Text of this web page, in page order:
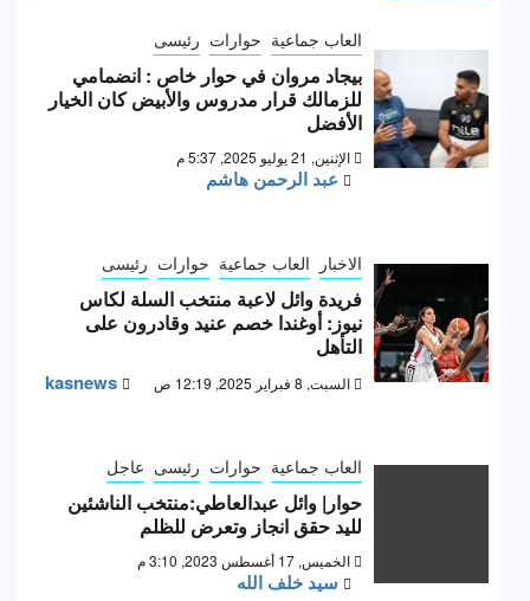
العاب جماعية حوارات رئيسى
بيجاد مروان في حوار خاص : انضمامي
للزمالك قرار مدروس والأبيض كان الخيار
الأفضل
الإثنين, 21 يوليو 2025, 5:37 م
عبد الرحمن هاشم
الاخبار العاب جماعية حوارات رئيسى
فريدة وائل لاعبة منتخب السلة لكاس
نيوز: أوغندا خصم عنيد وقادرون على
التأهل
السبت, 8 فبراير 2025, 12:19 ص kasnews
العاب جماعية حوارات رئيسى عاجل
حوار| وائل عبدالعاطي:منتخب الناشئين
لليد حقق انجاز وتعرض للظلم
الخميس, 17 أغسطس 2023, 3:10 م
سيد خلف الله